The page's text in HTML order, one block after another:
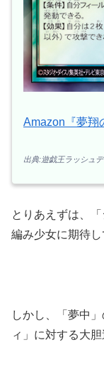
Amazon『夢翔
出典:遊戯王ラッシュ
とりあえずは、
編み少女に期待
しかし、「夢中
ィ」に対する大